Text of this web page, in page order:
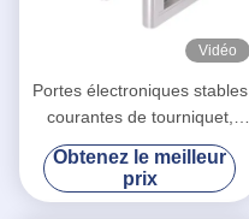
Vidéo
Portes électroniques stables
courantes de tourniquet,
porte piétonnière de barrière
d'oscillation
Obtenez le meilleur
prix